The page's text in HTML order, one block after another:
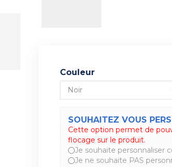
Couleur
SOUHAITEZ VOUS
Cette option permet de
flocage sur le produit.
Je souhaite personnaliser
Je ne souhaite PAS
Alternative: